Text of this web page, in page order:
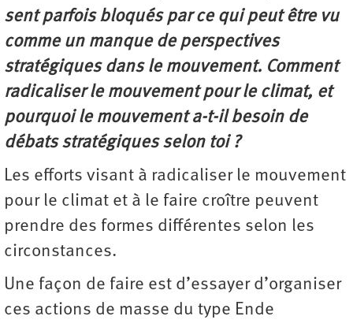
sent parfois bloqués par ce qui peut être vu
comme un manque de perspectives
stratégiques dans le mouvement. Comment
radicaliser le mouvement pour le climat, et
pourquoi le mouvement a-t-il besoin de
débats stratégiques selon toi ?
Les efforts visant à radicaliser le mouvement
pour le climat et à le faire croître peuvent
prendre des formes différentes selon les
circonstances.
Une façon de faire est d’essayer d’organiser
ces actions de masse du type Ende